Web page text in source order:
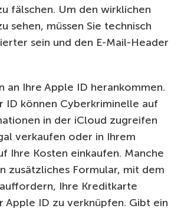
fälschen. Um den wirklichen
sehen, müssen Sie technisch
sein und den E-Mail-Header
an Ihre Apple ID herankommen.
ID können Cyberkriminelle auf
in der iCloud zugreifen
verkaufen oder in Ihrem
Ihre Kosten einkaufen. Manche
zusätzliches Formular, mit dem
Ihre Kreditkarte
Apple ID zu verknüpfen. Gibt ein